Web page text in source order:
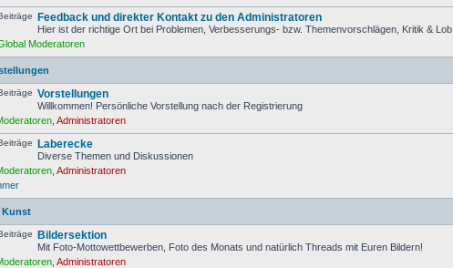
Feedback und direkter Kontakt zu den Administratoren
Hier ist der richtige Ort bei Problemen, Verbesserungs- bzw. Themenvorschlägen, Kritik & Lob
Moderatoren
Vorstellungen
Willkommen! Persönliche Vorstellung nach der Registrierung
,Administratoren
Laberecke
Diverse Themen und Diskussionen
,Administratoren
Kunst
Bildersektion
Mit Foto-Mottowettbewerben, Foto des Monats und natürlich Threads mit Euren Bildern!
,Administratoren